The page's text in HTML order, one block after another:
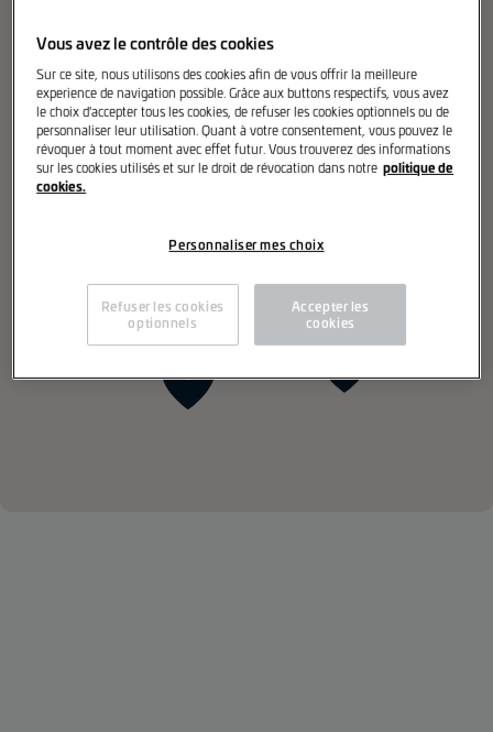
Vous avez le contrôle des cookies
Sur ce site, nous utilisons des cookies afin de vous offrir la meilleure
experience de navigation possible. Grâce aux buttons respectifs, vous avez
le choix d'accepter tous les cookies, de refuser les cookies optionnels ou de
personnaliser leur utilisation. Quant à votre consentement, vous pouvez le
révoquer à tout moment avec effet futur. Vous trouverez des informations
sur les cookies utilisés et sur le droit de révocation dans notre politique de
cookies.
Personnaliser mes choix
Refuser les cookies
optionnels
Accepter les
cookies